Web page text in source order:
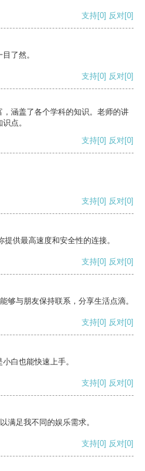
支持[0] 反对[0]
了然。
支持[0] 反对[0]
涵盖了各个学科的知识。老师的讲
点。
支持[0] 反对[0]
支持[0] 反对[0]
供最高速度和安全性的连接。
支持[0] 反对[0]
够与朋友保持联系，分享生活点滴。
支持[0] 反对[0]
白也能快速上手。
支持[0] 反对[0]
满足我不同的娱乐需求。
支持[0] 反对[0]